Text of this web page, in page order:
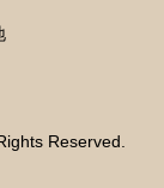
Reserved.